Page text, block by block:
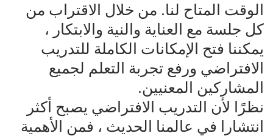
الوقت المتاح لنا. من خلال الاقتراب من
كل جلسة مع العناية والنية والابتكار ،
يمكننا فتح الإمكانات الكاملة للتدريب
الافتراضي ورفع تجربة التعلم لجميع
المشاركين المعنيين.
نظرًا لأن التدريب الافتراضي يصبح أكثر
انتشارا في عالمنا الحديث ، فمن الأهمية